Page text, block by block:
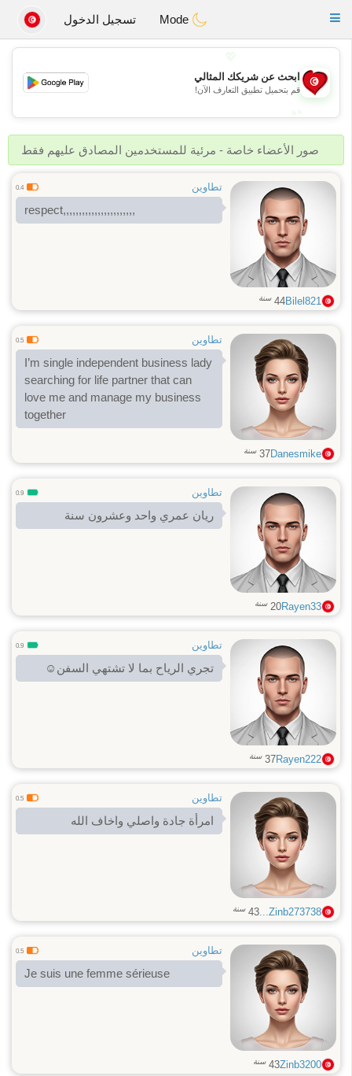
Tunisia Dating
Toggle
تسجيل الدخول
💖
💕
ابحث عن شريكك المثالي
قم بتحميل تطبيق التعارف الآن!
صور الأعضاء خاصة - مرئية للمستخدمين المصادق عليهم فقط
تطاوين 0.4
respect,,,,,,,,,,,,,,,,,,,,,,,
Bilel821
44 سنة
تطاوين 0.5
I’m single independent business lady
searching for life partner that can
love me and manage my business
together
Danesmike
37 سنة
تطاوين 0.9
ريان عمري واحد وعشرون سنة
Rayen33
20 سنة
تطاوين 0.9
تجري الرياح بما لا تشتهي السفن☺️
Rayen222
37 سنة
تطاوين 0.5
امرأة جادة واصلي واخاف الله
Zinb273738...
43 سنة
تطاوين 0.5
Je suis une femme sérieuse
Zinb3200
43 سنة